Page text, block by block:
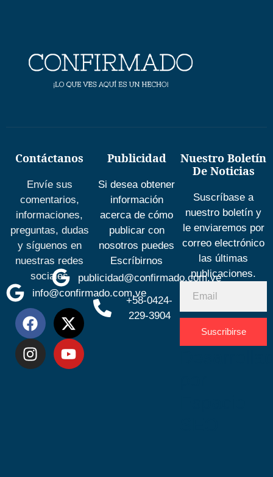
Contáctanos
Envíe sus
comentarios,
informaciones,
preguntas, dudas
y síguenos en
nuestras redes
sociales
info@confirmado.com.ve
Publicidad
Si desea obtener
información
acerca de cómo
publicar con
nosotros puedes
Escríbirnos
publicidad@confirmado.com.ve
+58-0424-
229-3904
Nuestro Boletín
De Noticias
Suscríbase a
nuestro boletín y
le enviaremos por
correo electrónico
las últimas
publicaciones.
Suscribirse